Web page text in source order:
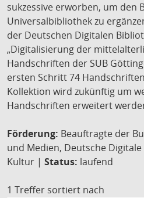
sukzessive erworben, um den
Universalbibliothek zu
der Deutschen Digitalen
„Digitalisierung der
Handschriften der SUB
ersten Schritt 74
Kollektion wird zukünftig um
Handschriften erweitert
Förderung: Beauftragte der
und Medien, Deutsche
Kultur | Status: laufend
1 Treffer sortiert nach